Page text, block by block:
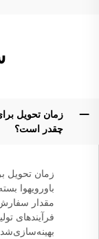
زمان تحویل
چقدر است؟
زمان تحویل
باورویهوا
مقدار
فرآیندهای